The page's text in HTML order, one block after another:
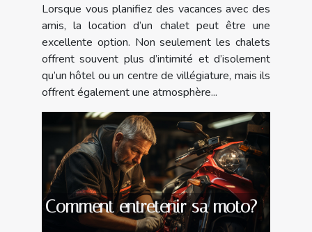
Lorsque vous planifiez des vacances avec des
amis, la location d’un chalet peut être une
excellente option. Non seulement les chalets
offrent souvent plus d’intimité et d’isolement
qu’un hôtel ou un centre de villégiature, mais ils
offrent également une atmosphère...
Comment entretenir sa moto?